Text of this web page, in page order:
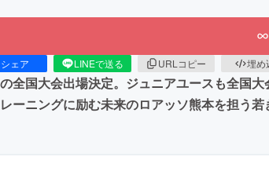
シェア LINEで送る URLコピー 埋め
全国大会出場決定。ジュニアユースも全国
ーニングに励む未来のロアッソ熊本を担う若